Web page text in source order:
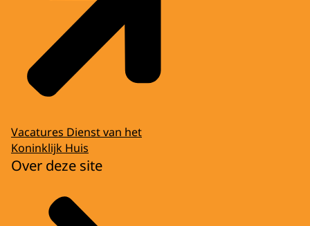
Vacatures Dienst van het
Koninklijk Huis
Over deze site